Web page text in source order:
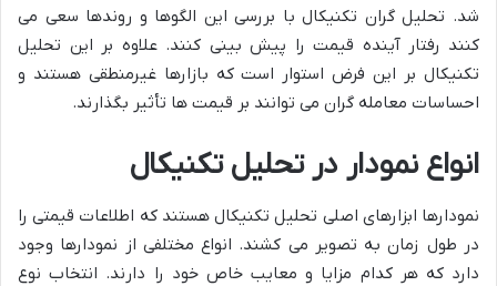
شد. تحلیل گران تکنیکال با بررسی این الگوها و روندها سعی می
کنند رفتار آینده قیمت را پیش بینی کنند. علاوه بر این تحلیل
تکنیکال بر این فرض استوار است که بازارها غیرمنطقی هستند و
احساسات معامله گران می توانند بر قیمت ها تأثیر بگذارند.
انواع نمودار در تحلیل تکنیکال
نمودارها ابزارهای اصلی تحلیل تکنیکال هستند که اطلاعات قیمتی را
در طول زمان به تصویر می کشند. انواع مختلفی از نمودارها وجود
دارد که هر کدام مزایا و معایب خاص خود را دارند. انتخاب نوع